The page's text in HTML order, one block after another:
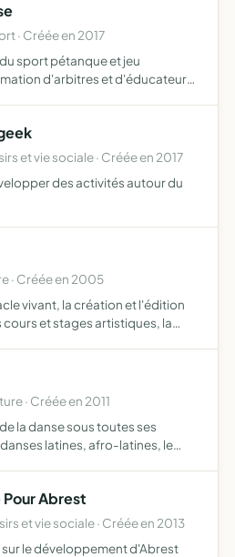
· Créée en 2017
sport pétanque et jeu
d'arbitres et d'éducateurs
et vie sociale · Créée en 2017
des activités autour du
· Créée en 2005
vivant, la création et l'édition
et stages artistiques, la
· Créée en 2011
la danse sous toutes ses
latines, afro-latines, le
Pour Abrest
et vie sociale · Créée en 2013
le développement d'Abrest